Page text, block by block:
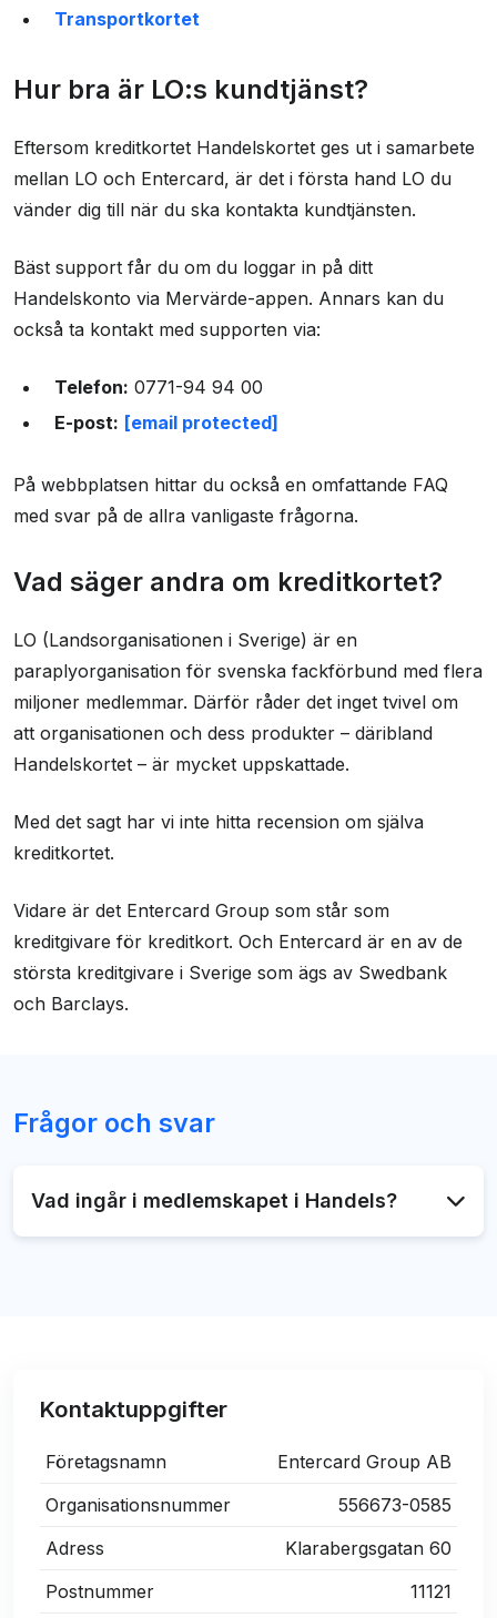
Transportkortet
Hur bra är LO:s kundtjänst?
Eftersom kreditkortet Handelskortet ges ut i samarbete
mellan LO och Entercard, är det i första hand LO du
vänder dig till när du ska kontakta kundtjänsten.
Bäst support får du om du loggar in på ditt
Handelskonto via Mervärde-appen. Annars kan du
också ta kontakt med supporten via:
Telefon: 0771-94 94 00
E-post: [email protected]
På webbplatsen hittar du också en omfattande FAQ
med svar på de allra vanligaste frågorna.
Vad säger andra om kreditkortet?
LO (Landsorganisationen i Sverige) är en
paraplyorganisation för svenska fackförbund med flera
miljoner medlemmar. Därför råder det inget tvivel om
att organisationen och dess produkter – däribland
Handelskortet – är mycket uppskattade.
Med det sagt har vi inte hitta recension om själva
kreditkortet.
Vidare är det Entercard Group som står som
kreditgivare för kreditkort. Och Entercard är en av de
största kreditgivare i Sverige som ägs av Swedbank
och Barclays.
Frågor och svar
Vad ingår i medlemskapet i Handels?
Kontaktuppgifter
Företagsnamn
Entercard Group AB
Organisationsnummer
556673-0585
Adress
Klarabergsgatan 60
Postnummer
11121